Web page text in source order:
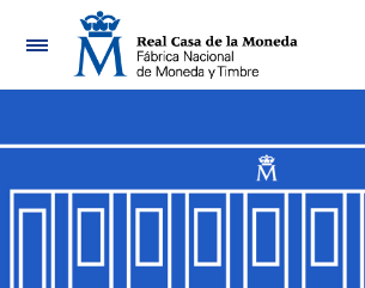
Nabigazioa
Erakutsi/Ezkutatu